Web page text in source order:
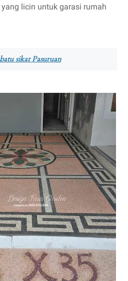
licin untuk garasi rumah
sikat Pasuruan